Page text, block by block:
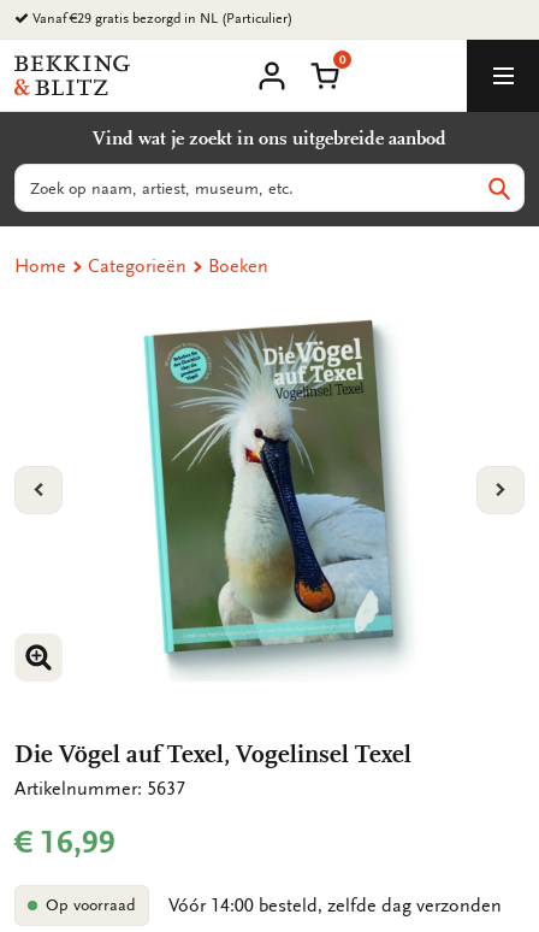
Ga
naar
content
Vanaf €29 gratis bezorgd in NL (Particulier)
Bekking
&
B.V.
account
Winkelmand
0
Vind wat je zoekt in ons uitgebreide aanbod
Zoeken
Home Categorieën Boeken
VORIGE
VERGROOT AFBEELDING
VERGROOT AFBEELDING
Die Vögel auf Texel, Vogelinsel Texel
Artikelnummer: 5637
€ 16,99
Op voorraad Vóór 14:00 besteld, zelfde dag verzonden